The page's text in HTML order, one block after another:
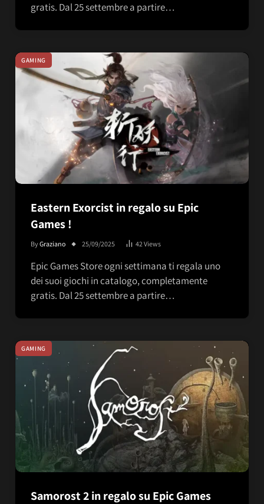
gratis. Dal 25 settembre a partire…
GAMING
Eastern Exorcist in regalo su Epic
Games !
ByGraziano 25/09/2025 42Views
Epic Games Store ogni settimana ti regala uno
dei suoi giochi in catalogo, completamente
gratis. Dal 25 settembre a partire…
GAMING
Samorost 2 in regalo su Epic Games